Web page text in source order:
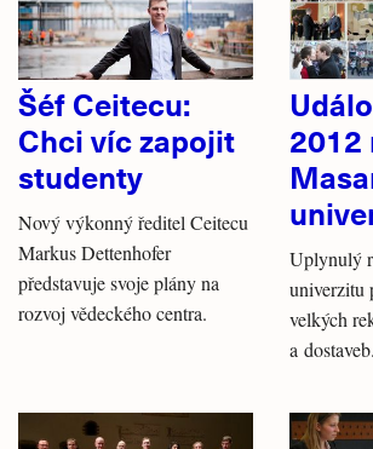
Šéf Ceitecu:
Chci víc zapojit
studenty
Nový výkonný ředitel Ceitecu
Markus Dettenhofer
představuje svoje plány na
rozvoj vědeckého centra.
2012
Uplynulý
univerzitu
velkých
a dostaveb.